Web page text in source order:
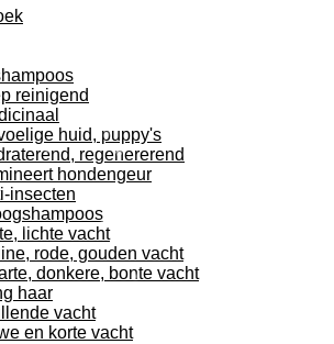
reinigend
huid, puppy's
regenererend
hondengeur
insecten
lichte vacht
rode, gouden vacht
donkere, bonte vacht
haar
vacht
en korte vacht